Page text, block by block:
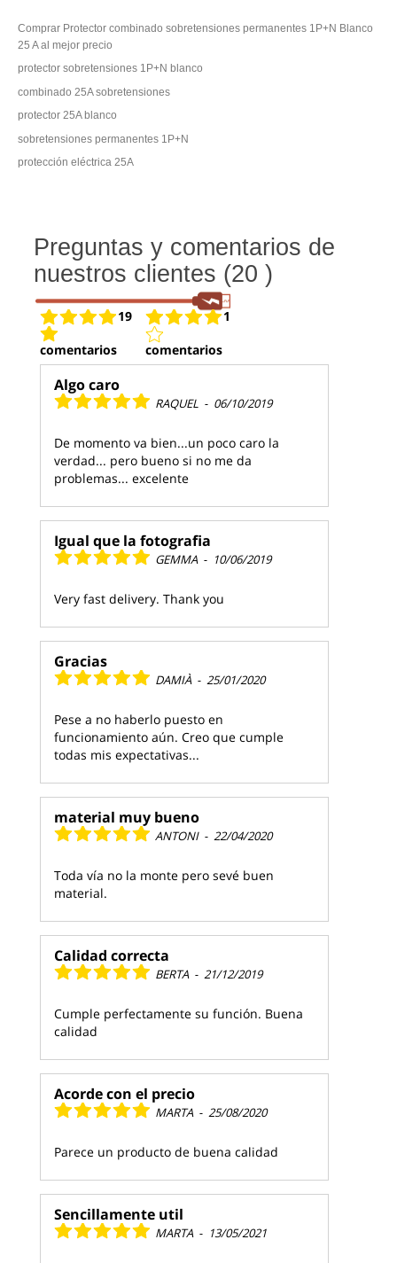
Comprar Protector combinado sobretensiones permanentes 1P+N Blanco
25 A al mejor precio
protector sobretensiones 1P+N blanco
combinado 25A sobretensiones
protector 25A blanco
sobretensiones permanentes 1P+N
protección eléctrica 25A
Preguntas y comentarios de
nuestros clientes (20 )
19
comentarios
1
comentarios
Algo caro
RAQUEL - 06/10/2019
De momento va bien...un poco caro la
verdad... pero bueno si no me da
problemas... excelente
Igual que la fotografia
GEMMA - 10/06/2019
Very fast delivery. Thank you
Gracias
DAMIÀ - 25/01/2020
Pese a no haberlo puesto en
funcionamiento aún. Creo que cumple
todas mis expectativas...
material muy bueno
ANTONI - 22/04/2020
Toda vía no la monte pero sevé buen
material.
Calidad correcta
BERTA - 21/12/2019
Cumple perfectamente su función. Buena
calidad
Acorde con el precio
MARTA - 25/08/2020
Parece un producto de buena calidad
Sencillamente util
MARTA - 13/05/2021